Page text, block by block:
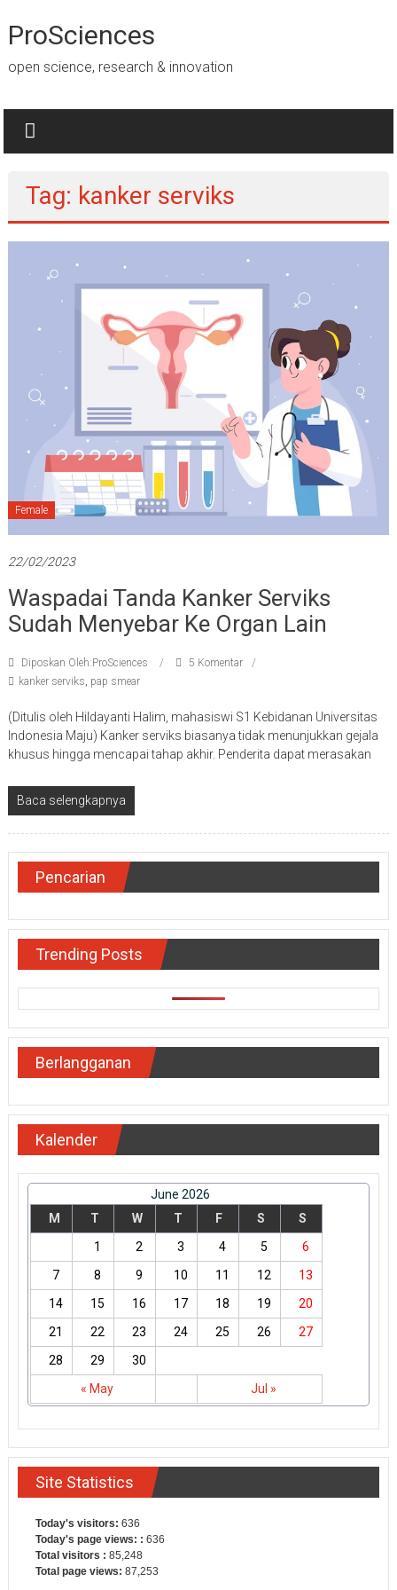
ke
konten
ProSciences
open science, research & innovation
Tag: kanker serviks
Female
22/02/2023
Waspadai Tanda Kanker Serviks
Sudah Menyebar Ke Organ Lain
Diposkan Oleh:ProSciences
5 Komentar
kanker serviks pap smear
(Ditulis oleh Hildayanti Halim, mahasiswi S1 Kebidanan Universitas
Indonesia Maju) Kanker serviks biasanya tidak menunjukkan gejala
khusus hingga mencapai tahap akhir. Penderita dapat merasakan
Baca selengkapnya
Pencarian
Trending Posts
Berlangganan
Kalender
June 2026
M
T W T F S S
« May Jul »
1 2 3 4 5
6
7
8 9 10 11 12
13
14
15 16 17 18 19
20
21
22 23 24 25 26
27
28
29 30
Site Statistics
Today's visitors: 636
Today's page views: : 636
Total visitors : 85,248
Total page views: 87,253